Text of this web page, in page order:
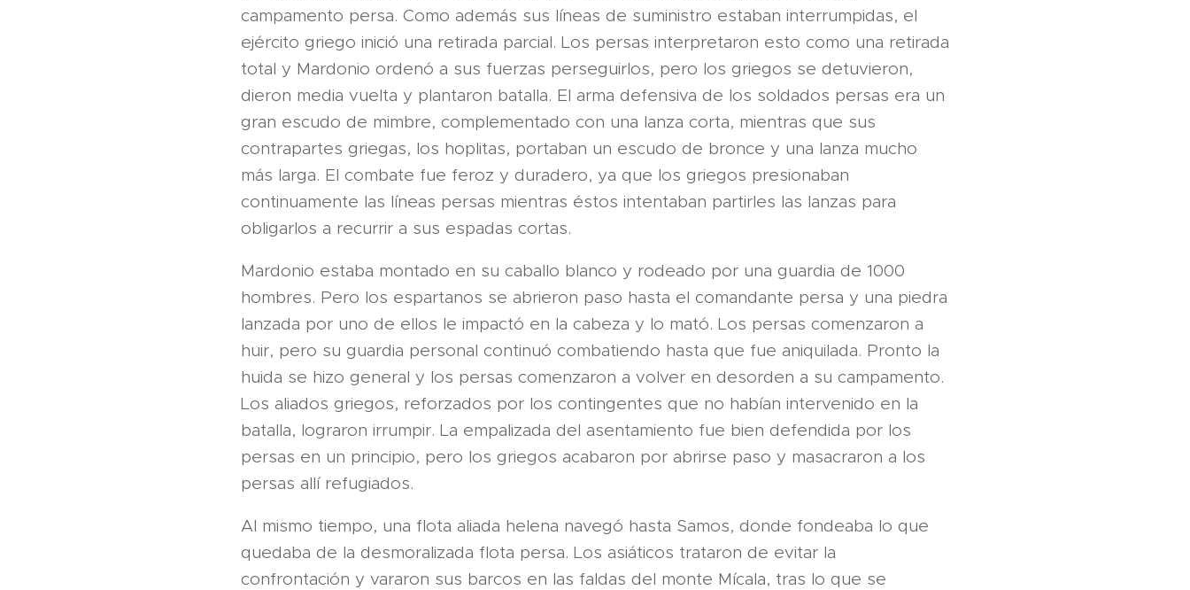
campamento persa. Como además sus líneas de suministro estaban interrumpidas, el
ejército griego inició una retirada parcial. Los persas interpretaron esto como una retirada
total y Mardonio ordenó a sus fuerzas perseguirlos, pero los griegos se detuvieron,
dieron media vuelta y plantaron batalla. El arma defensiva de los soldados persas era un
gran escudo de mimbre, complementado con una lanza corta, mientras que sus
contrapartes griegas, los hoplitas, portaban un escudo de bronce y una lanza mucho
más larga. El combate fue feroz y duradero, ya que los griegos presionaban
continuamente las líneas persas mientras éstos intentaban partirles las lanzas para
obligarlos a recurrir a sus espadas cortas.
Mardonio estaba montado en su caballo blanco y rodeado por una guardia de 1000
hombres. Pero los espartanos se abrieron paso hasta el comandante persa y una piedra
lanzada por uno de ellos le impactó en la cabeza y lo mató. Los persas comenzaron a
huir, pero su guardia personal continuó combatiendo hasta que fue aniquilada. Pronto la
huida se hizo general y los persas comenzaron a volver en desorden a su campamento.
Los aliados griegos, reforzados por los contingentes que no habían intervenido en la
batalla, lograron irrumpir. La empalizada del asentamiento fue bien defendida por los
persas en un principio, pero los griegos acabaron por abrirse paso y masacraron a los
persas allí refugiados.
Al mismo tiempo, una flota aliada helena navegó hasta Samos, donde fondeaba lo que
quedaba de la desmoralizada flota persa. Los asiáticos trataron de evitar la
confrontación y vararon sus barcos en las faldas del monte Mícala, tras lo que se